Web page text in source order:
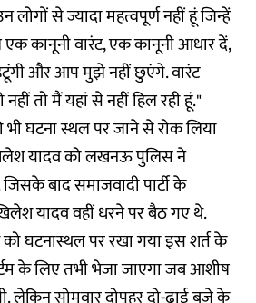
लोगों से ज्यादा महत्वपूर्ण नहीं हूं जिन्हें
कानूनी वारंट, एक कानूनी आधार दें,
और आप मुझे नहीं छुएंगे. वारंट
तो मैं यहां से नहीं हिल रही हूं."
घटना स्थल पर जाने से रोक लिया
यादव को लखनऊ पुलिस ने
बाद समाजवादी पार्टी के
यादव वहीं धरने पर बैठ गए थे.
घटनास्थल पर रखा गया इस शर्त के
के लिए तभी भेजा जाएगा जब आशीष